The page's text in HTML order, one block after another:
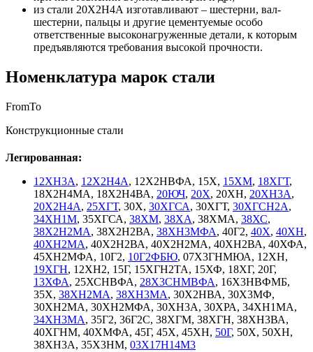
из стали 20Х2Н4А изготавливают – шестерни, вал-
шестерни, пальцы и другие цементуемые особо
ответственные высоконагруженные детали, к которым
предъявляются требования высокой прочности.
Номенклатура марок стали
FromTo
Конструкционные стали
Легированная:
12ХН3А, 12Х2Н4А, 12Х2НВФА, 15Х, 15ХМ, 18ХГТ,
18Х2Н4МА, 18Х2Н4ВА, 20ЮЧ, 20Х, 20ХН, 20ХН3А,
20Х2Н4А, 25ХГТ, 30Х, 30ХГСА, 30ХГТ, 30ХГСН2А,
34ХН1М, 35ХГСА, 38ХМ, 38ХА, 38ХМА, 38ХС,
38Х2Н2МА, 38Х2Н2ВА, 38ХН3МФА, 40Г2, 40Х, 40ХН,
40ХН2МА, 40Х2Н2ВА, 40Х2Н2МА, 40ХН2ВА, 40ХФА,
45ХН2МФА, 10Г2, 10Г2ФБЮ, 07Х3ГНМЮА, 12ХН,
19ХГН, 12ХН2, 15Г, 15ХГН2ТА, 15ХФ, 18ХГ, 20Г,
13ХФА, 25ХСНВФА, 28Х3СНМВФА, 16Х3НВФМБ,
35Х, 38ХН2МА, 38ХН3МА, 30Х2НВА, 30Х3МФ,
30ХН2МА, 30ХН2МФА, 30ХН3А, 30ХРА, 34ХН1МА,
34ХН3МА, 35Г2, 36Г2С, 38ХГМ, 38ХГН, 38ХН3ВА,
40ХГНМ, 40ХМФА, 45Г, 45Х, 45ХН, 50Г, 50Х, 50ХН,
38ХН3А, 35Х3НМ, 03Х17Н14М3